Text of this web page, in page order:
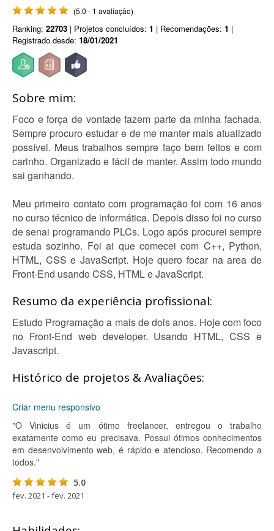
(5.0 - 1 avaliação)
Ranking: 22703 | Projetos concluídos: 1 | Recomendações: 1 |
Registrado desde: 18/01/2021
Sobre mim:
Foco e força de vontade fazem parte da minha fachada.
Sempre procuro estudar e de me manter mais atualizado
possível. Meus trabalhos sempre faço bem feitos e com
carinho. Organizado e fácil de manter. Assim todo mundo
sai ganhando.
Meu primeiro contato com programação foi com 16 anos
no curso técnico de informática. Depois disso foi no curso
de senai programando PLCs. Logo após procurei sempre
estuda sozinho. Foi ai que comecei com C++, Python,
HTML, CSS e JavaScript. Hoje quero focar na area de
Front-End usando CSS, HTML e JavaScript.
Resumo da experiência profissional:
Estudo Programação a mais de dois anos. Hoje com foco
no Front-End web developer. Usando HTML, CSS e
Javascript.
Histórico de projetos & Avaliações:
Criar menu responsivo
"O Vinicius é um ótimo freelancer, entregou o trabalho
exatamente como eu precisava. Possui ótimos conhecimentos
em desenvolvimento web, é rápido e atencioso. Recomendo a
todos."
5.0
fev. 2021 - fev. 2021